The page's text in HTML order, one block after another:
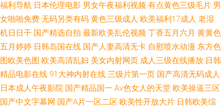
福利导航 日本伦理电影 男女午夜福利视频 有点黄色三级毛片 男
女啪啪免费 无码另类有码 黄色三级成人 欧美福利17成人 老湿
机日日干 国产精选自拍 最新欧美乱伦视频 丁香五月六月 黄黄色
五月婷婷 日韩岛国在线 国产人妻高清无卡 自慰喷水动漫 东方色
图欧美色图 欧美高清乱妇 美女内射网页 成人三级在线播放 日韩
精品电影在线 91大神内射在线 三级片第一页 国产高清无码成人
日本成人午夜影院 国产精品国一 Av色女人的天堂 欧美操逼三区
国产中文字幕网 国产A片一区二区 欧美性开放大片 日韩欧美综